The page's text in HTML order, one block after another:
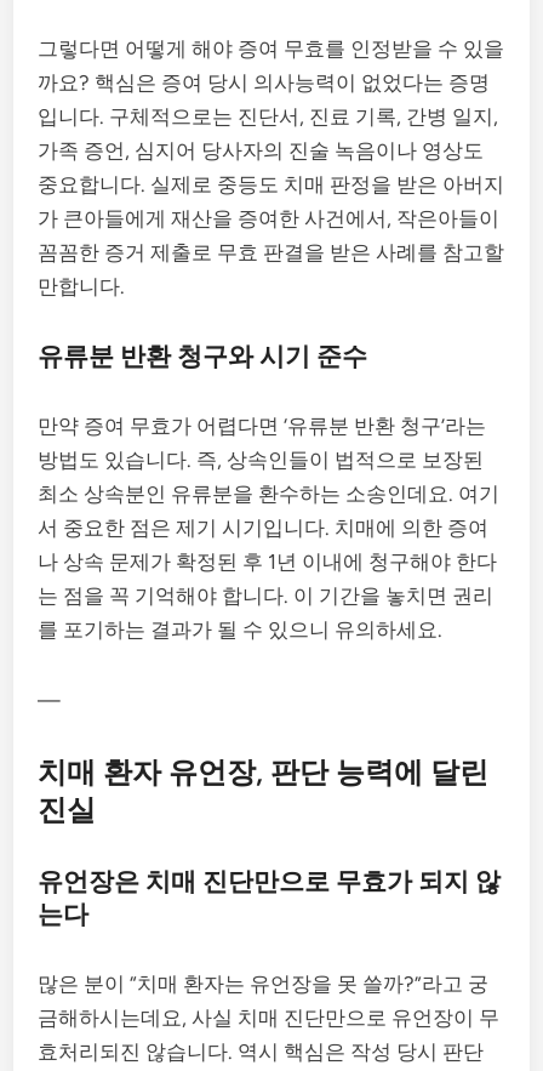
그렇다면 어떻게 해야 증여 무효를 인정받을 수 있을
까요? 핵심은 증여 당시 의사능력이 없었다는 증명
입니다. 구체적으로는 진단서, 진료 기록, 간병 일지,
가족 증언, 심지어 당사자의 진술 녹음이나 영상도
중요합니다. 실제로 중등도 치매 판정을 받은 아버지
가 큰아들에게 재산을 증여한 사건에서, 작은아들이
꼼꼼한 증거 제출로 무효 판결을 받은 사례를 참고할
만합니다.
유류분 반환 청구와 시기 준수
만약 증여 무효가 어렵다면 ‘유류분 반환 청구’라는
방법도 있습니다. 즉, 상속인들이 법적으로 보장된
최소 상속분인 유류분을 환수하는 소송인데요. 여기
서 중요한 점은 제기 시기입니다. 치매에 의한 증여
나 상속 문제가 확정된 후 1년 이내에 청구해야 한다
는 점을 꼭 기억해야 합니다. 이 기간을 놓치면 권리
를 포기하는 결과가 될 수 있으니 유의하세요.
—
치매 환자 유언장, 판단 능력에 달린
진실
유언장은 치매 진단만으로 무효가 되지 않
는다
많은 분이 “치매 환자는 유언장을 못 쓸까?”라고 궁
금해하시는데요, 사실 치매 진단만으로 유언장이 무
효처리되진 않습니다. 역시 핵심은 작성 당시 판단